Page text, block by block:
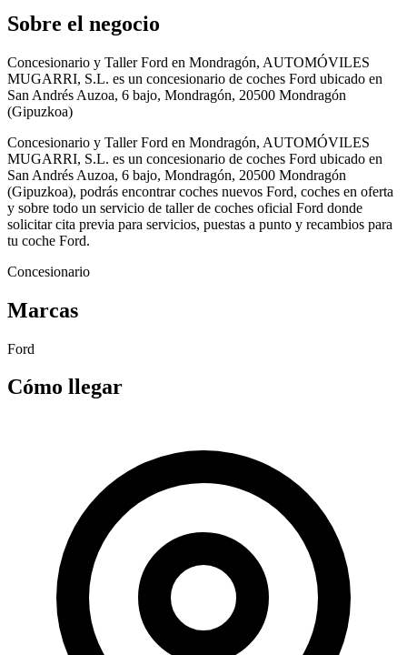
Sobre el negocio
Concesionario y Taller Ford en Mondragón, AUTOMÓVILES
MUGARRI, S.L. es un concesionario de coches Ford ubicado en
San Andrés Auzoa, 6 bajo, Mondragón, 20500 Mondragón
(Gipuzkoa)
Concesionario y Taller Ford en Mondragón, AUTOMÓVILES
MUGARRI, S.L. es un concesionario de coches Ford ubicado en
San Andrés Auzoa, 6 bajo, Mondragón, 20500 Mondragón
(Gipuzkoa), podrás encontrar coches nuevos Ford, coches en oferta
y sobre todo un servicio de taller de coches oficial Ford donde
solicitar cita previa para servicios, puestas a punto y recambios para
tu coche Ford.
Concesionario
Marcas
Ford
Cómo llegar